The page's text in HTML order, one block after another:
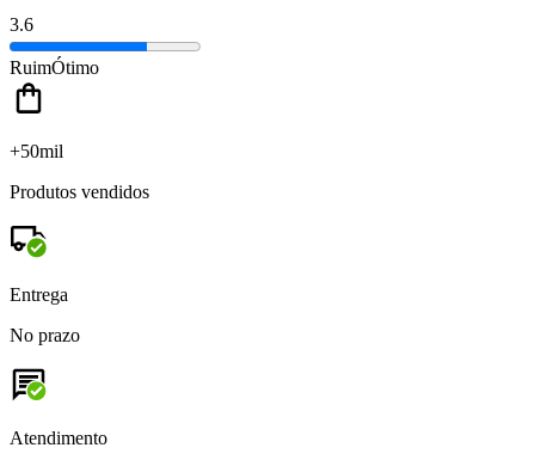
3.6
RuimÓtimo
+50mil
Produtos vendidos
Entrega
No prazo
Atendimento